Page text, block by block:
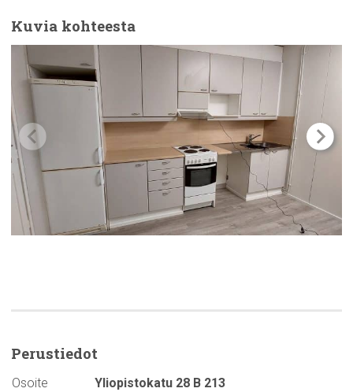
Kuvia kohteesta
Perustiedot
Osoite
Yliopistokatu 28 B 213